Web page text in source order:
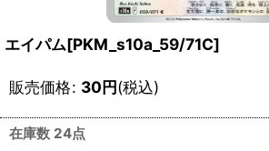
エイパム[PKM_s10a_59/71C]
販売価格: 30円(税込)
在庫数 24点